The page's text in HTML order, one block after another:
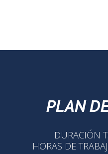
PLAN
DURACIÓN
HORAS DE